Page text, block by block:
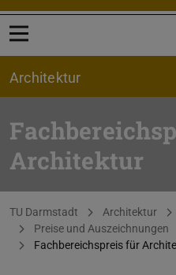
Menü öffnen
Architektur
Architektur
Sie befinden sich hier:
TU Darmstadt Architektur
Preise und Auszeichnungen
Fachbereichspreis für